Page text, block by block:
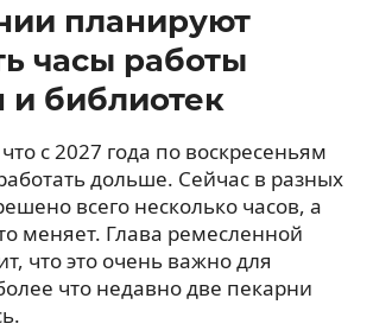
планируют
часы работы
и библиотек
с 2027 года по воскресеньям
дольше. Сейчас в разных
всего несколько часов, а
меняет. Глава ремесленной
что это очень важно для
что недавно две пекарни